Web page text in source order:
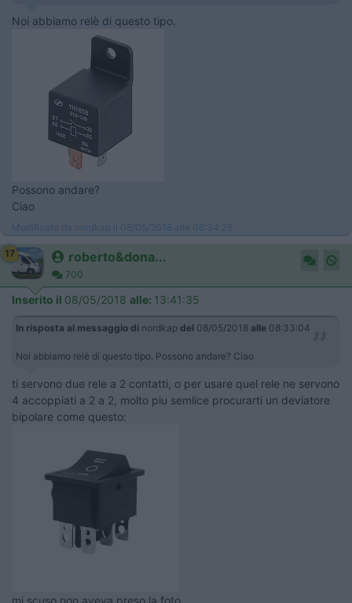
Noi abbiamo relè di questo tipo.
Possono andare?
Ciao
Modificato da nordkap il 08/05/2018 alle 08:34:26
17 roberto&dona...
700
Inserito il 08/05/2018 alle: 13:41:35
In risposta al messaggio di nordkap del 08/05/2018 alle 08:33:04
Noi abbiamo relè di questo tipo. Possono andare? Ciao
ti servono due rele a 2 contatti, o per usare quel rele ne servono
4 accoppiati a 2 a 2, molto piu semlice procurarti un deviatore
bipolare come questo:
mi scuso non aveva preso la foto.